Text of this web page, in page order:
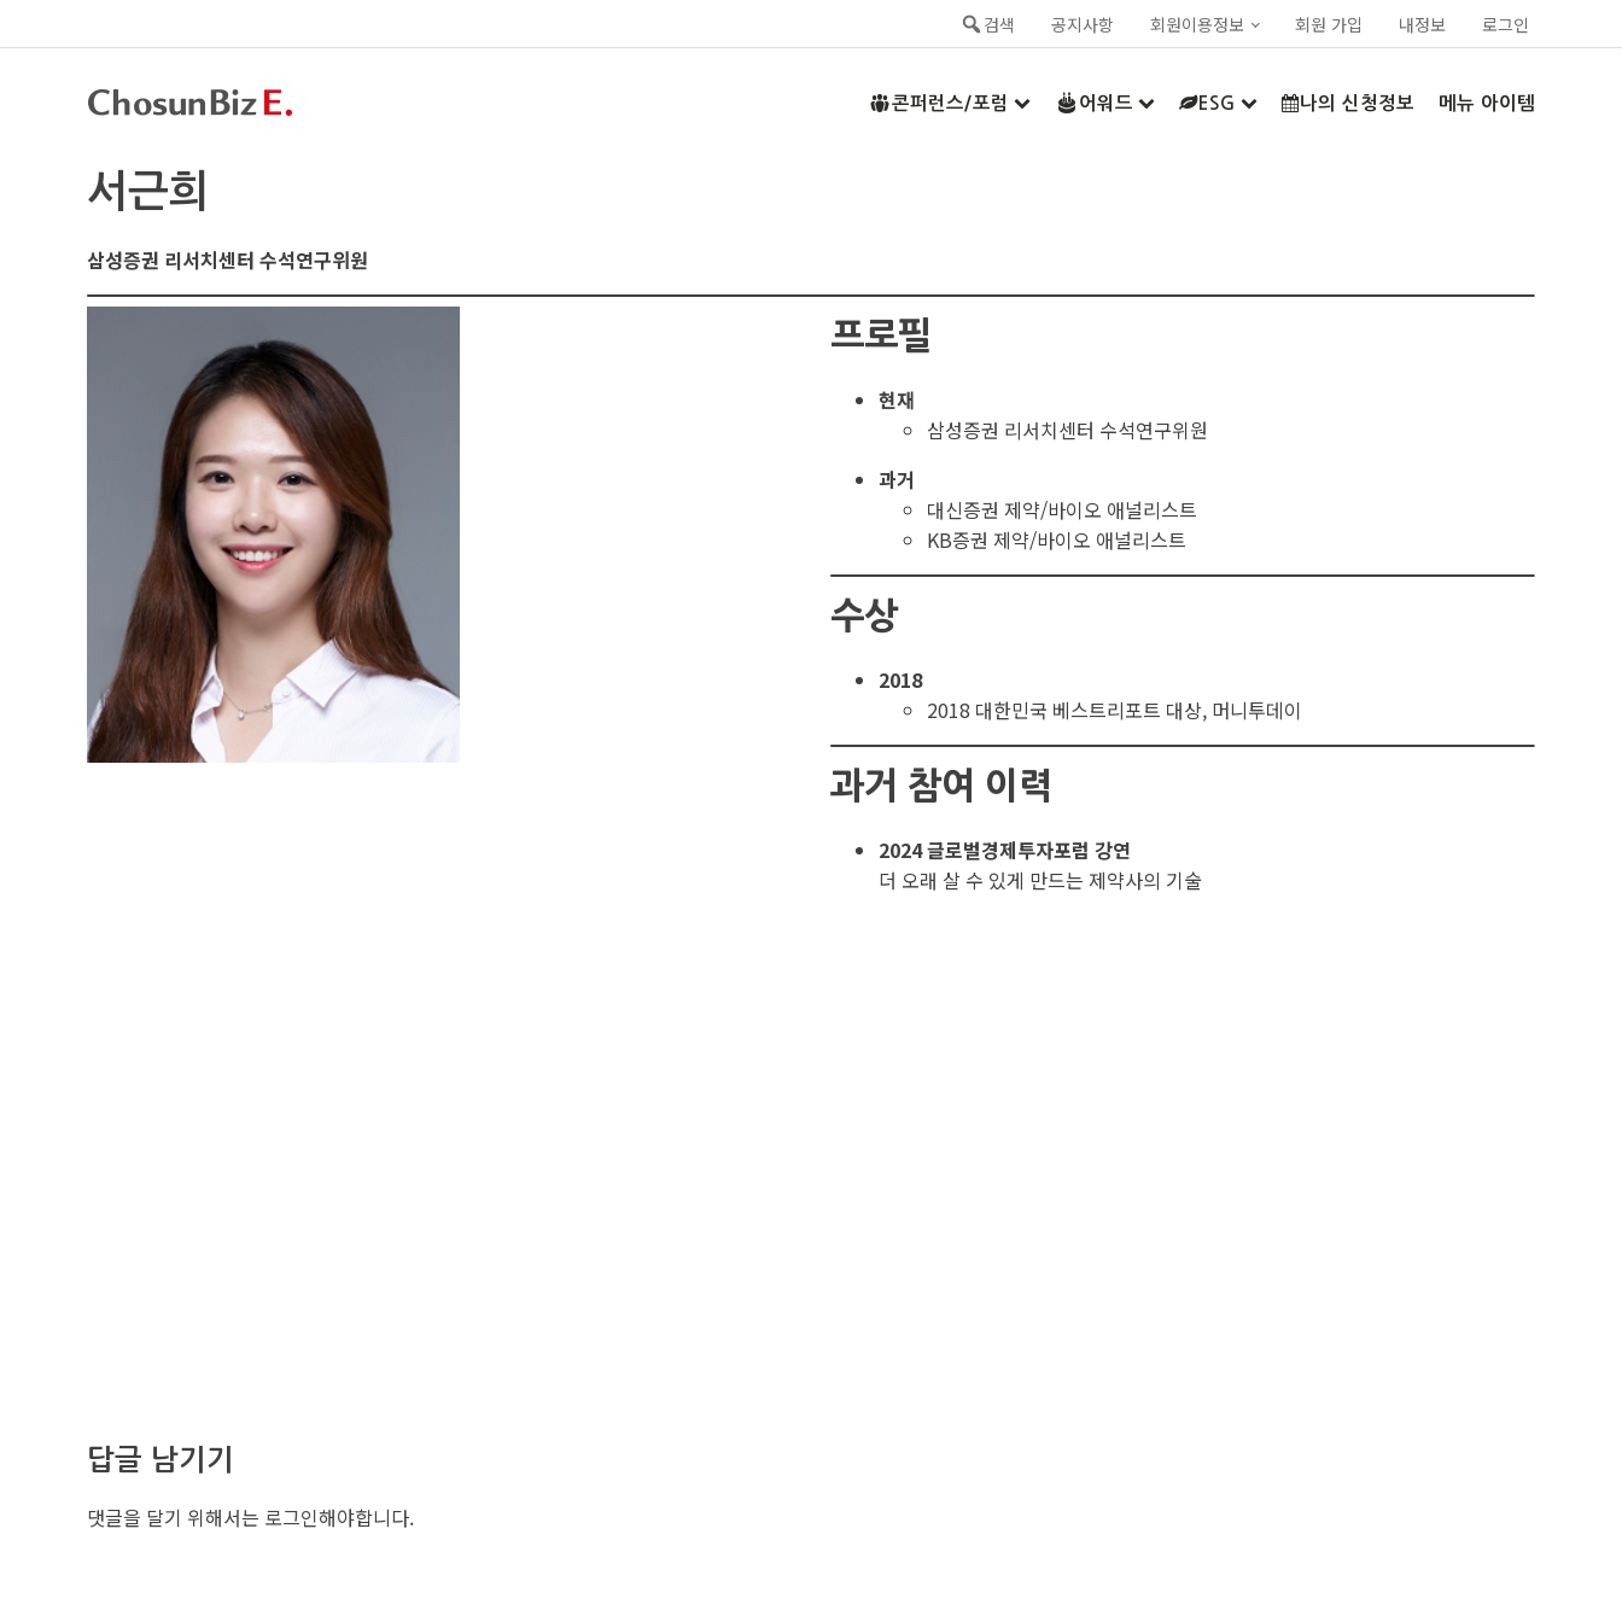
검색 공지사항 회원이용정보 회원 가입 내정보 로그인
콘퍼런스/포럼 어워드 ESG 나의 신청정보 메뉴 아이템
서근희
삼성증권 리서치센터 수석연구위원
프로필
현재
삼성증권 리서치센터 수석연구위원
과거
대신증권 제약/바이오 애널리스트
KB증권 제약/바이오 애널리스트
수상
2018
2018 대한민국 베스트리포트 대상, 머니투데이
과거 참여 이력
2024 글로벌경제투자포럼 강연
더 오래 살 수 있게 만드는 제약사의 기술
답글 남기기
댓글을 달기 위해서는 로그인해야합니다.